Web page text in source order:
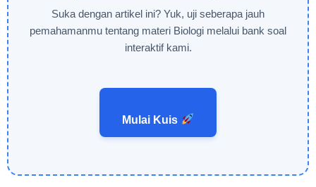
Suka dengan artikel ini? Yuk, uji seberapa jauh
pemahamanmu tentang materi Biologi melalui bank soal
interaktif kami.
Mulai Kuis